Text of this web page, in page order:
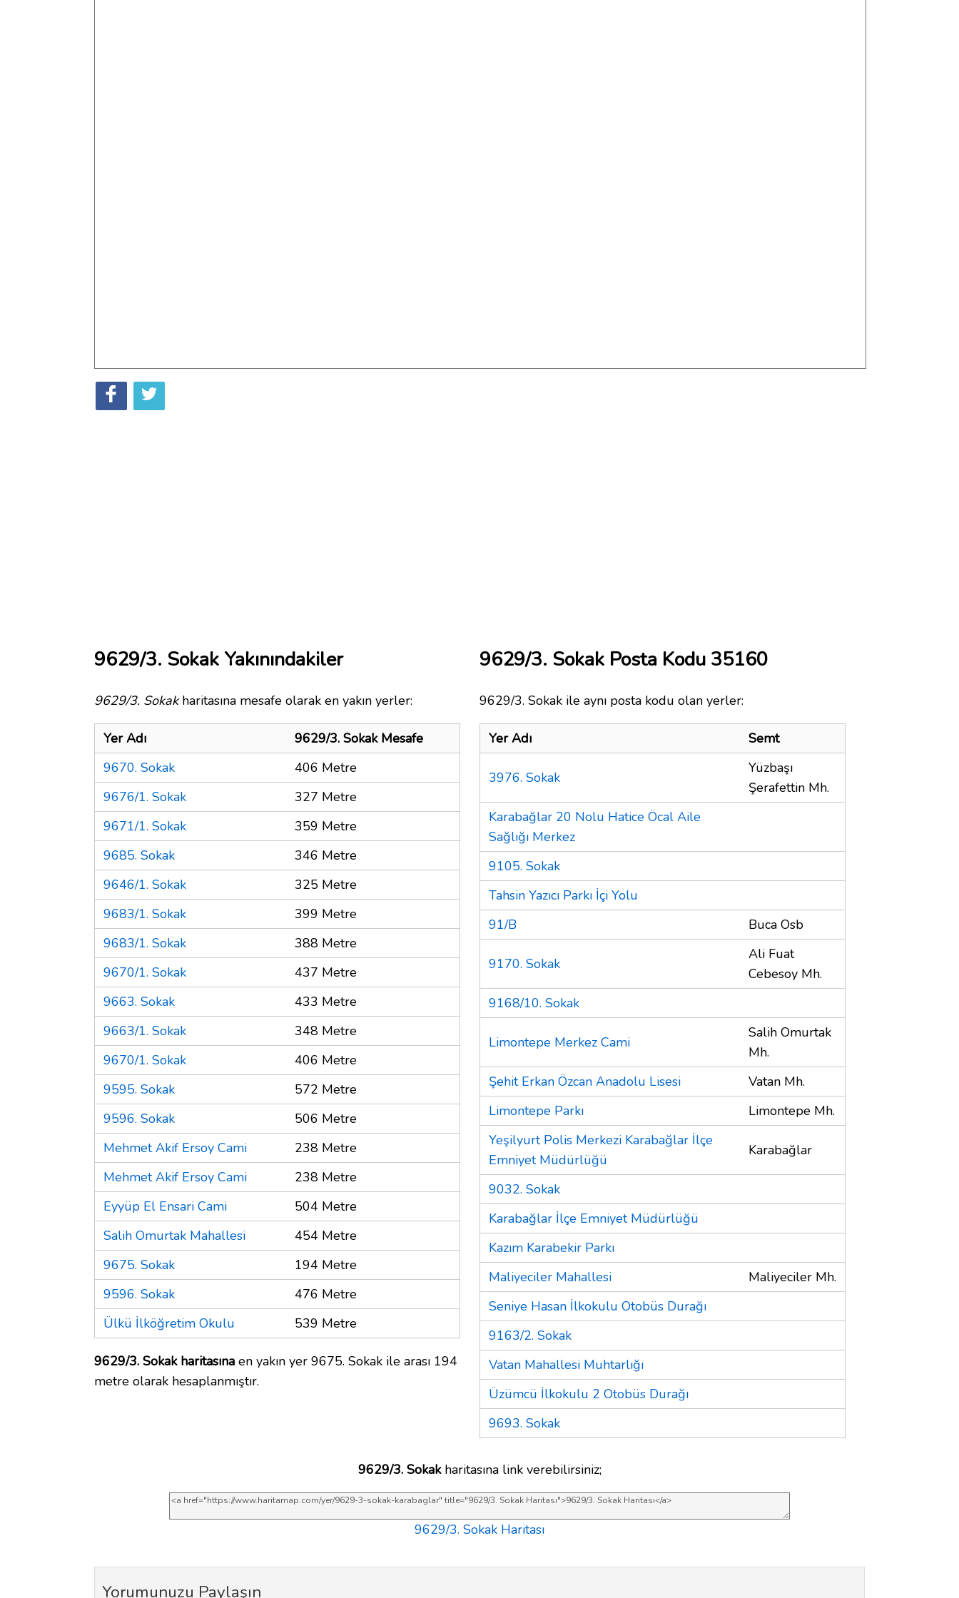
9629/3. Sokak Yakınındakiler
9629/3. Sokakharitasına mesafe olarak en yakın yerler:
Yer Adı
9629/3. Sokak Mesafe
9670. Sokak
406 Metre
9676/1. Sokak
327 Metre
9671/1. Sokak
359 Metre
9685. Sokak
346 Metre
9646/1. Sokak
325 Metre
9683/1. Sokak
399 Metre
9683/1. Sokak
388 Metre
9670/1. Sokak
437 Metre
9663. Sokak
433 Metre
9663/1. Sokak
348 Metre
9670/1. Sokak
406 Metre
9595. Sokak
572 Metre
9596. Sokak
506 Metre
Mehmet Akif Ersoy Cami
238 Metre
Mehmet Akif Ersoy Cami
238 Metre
Eyyüp El Ensari Cami
504 Metre
Salih Omurtak Mahallesi
454 Metre
9675. Sokak
194 Metre
9596. Sokak
476 Metre
Ülkü İlköğretim Okulu
539 Metre
9629/3. Sokak haritasına en yakın yer 9675. Sokak ile arası 194
metre olarak hesaplanmıştır.
9629/3. Sokak Posta Kodu 35160
9629/3. Sokak ile aynı posta kodu olan yerler:
Yer Adı Semt
3976. Sokak
Yüzbaşı
Şerafettin Mh.
Karabağlar 20 Nolu Hatice Öcal Aile
Sağlığı Merkez
9105. Sokak
Tahsin Yazıcı Parkı İçi Yolu
91/B
Buca Osb
9170. Sokak
Ali Fuat
Cebesoy Mh.
9168/10. Sokak
Limontepe Merkez Cami
Salih Omurtak
Mh.
Şehit Erkan Özcan Anadolu Lisesi
Vatan Mh.
Limontepe Parkı
Limontepe Mh.
Yeşilyurt Polis Merkezi Karabağlar İlçe
Emniyet Müdürlüğü
Karabağlar
9032. Sokak
Karabağlar İlçe Emniyet Müdürlüğü
Kazım Karabekir Parkı
Maliyeciler Mahallesi
Maliyeciler Mh.
Seniye Hasan İlkokulu Otobüs Durağı
9163/2. Sokak
Vatan Mahallesi Muhtarlığı
Üzümcü İlkokulu 2 Otobüs Durağı
9693. Sokak
9629/3. Sokakharitasına link verebilirsiniz;
9629/3. Sokak Haritası
Yorumunuzu Paylaşın